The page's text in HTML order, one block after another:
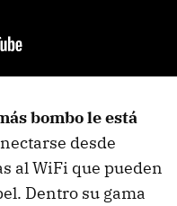
bombo le está
desde
al WiFi que pueden
Dentro su gama